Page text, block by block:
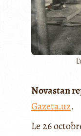
Novastan
Gazeta.uz.
Le 26